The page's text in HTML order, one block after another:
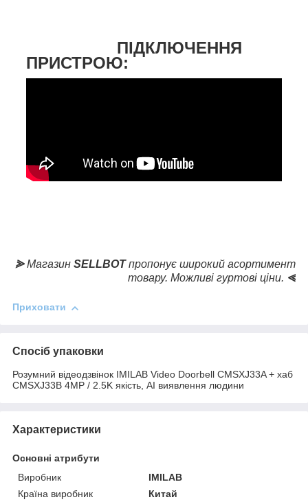
ПІДКЛЮЧЕННЯ
ПРИСТРОЮ:
⪢ Магазин SELLBOTпропонує широкий асортимент
товару. Можливі гуртові ціни. ⪡
Приховати
Спосіб упаковки
Розумний відеодзвінок IMILAB Video Doorbell CMSXJ33A + хаб
CMSXJ33B 4MP / 2.5K якість, AI виявлення людини
Характеристики
Основні атрибути
Виробник
IMILAB
Країна виробник
Китай